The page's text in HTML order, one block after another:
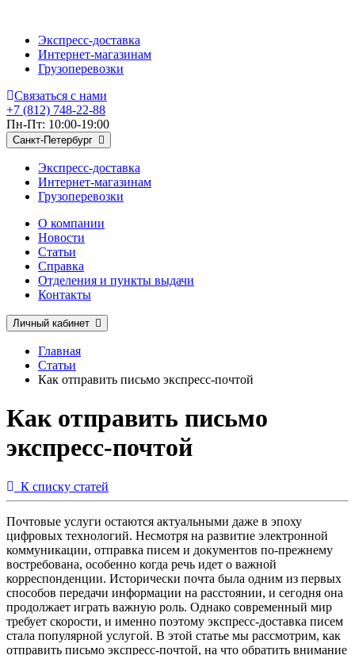
Экспресс-доставка
Интернет-магазинам
Грузоперевозки
Связаться с нами
+7 (812) 748-22-88
Пн-Пт: 10:00-19:00
Санкт-Петербург
Экспресс-доставка
Интернет-магазинам
Грузоперевозки
О компании
Новости
Статьи
Справка
Отделения и пункты выдачи
Контакты
Личный кабинет
Главная
Статьи
Как отправить письмо экспресс-почтой
Как отправить письмо
экспресс-почтой
К списку статей
Почтовые услуги остаются актуальными даже в эпоху
цифровых технологий. Несмотря на развитие электронной
коммуникации, отправка писем и документов по-прежнему
востребована, особенно когда речь идет о важной
корреспонденции. Исторически почта была одним из первых
способов передачи информации на расстоянии, и сегодня она
продолжает играть важную роль. Однако современный мир
требует скорости, и именно поэтому экспресс-доставка писем
стала популярной услугой. В этой статье мы рассмотрим, как
отправить письмо экспресс-почтой, на что обратить внимание